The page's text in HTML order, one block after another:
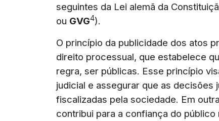
seguintes da Lei alemã da
ou GVG4).
O princípio da publicidade dos atos
direito processual, que estabelece
regra, ser públicas. Esse princípio
judicial e assegurar que as decisões
fiscalizadas pela sociedade. Em
contribui para a confiança do